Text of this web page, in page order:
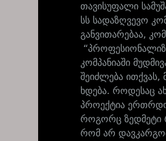
თავისუფალი
სს სადაზღვევო
განვითარებაა,
კომპანიაში
შეიძლება
ხდება. როდესაც
პროექტია
როგორც ზედმეტი
რომ არ